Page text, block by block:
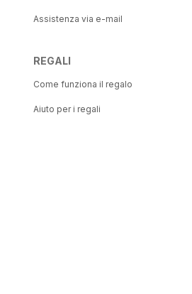
Assistenza via e-mail
REGALI
Come funziona il regalo
Aiuto per i regali